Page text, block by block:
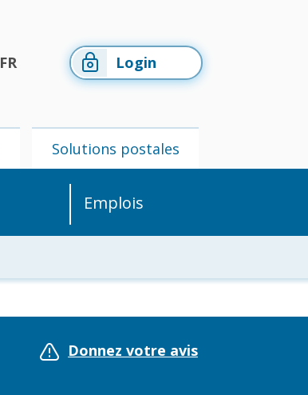
FR Login
Solutions postales
Emplois
postales
Donnez votre avis